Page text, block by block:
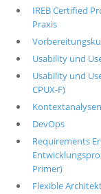
IREB Certified
Praxis
Usability und
Usability und
CPUX-F)
DevOps
Requirements
Primer)
Flexible